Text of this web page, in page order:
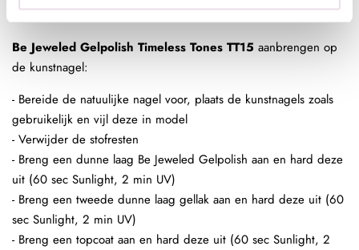
min UV) bijvoorbeeld de Base/Top of Next Topgel.
Be Jeweled Gelpolish Timeless Tones TT15 aanbrengen op
de kunstnagel:
- Bereide de natuulijke nagel voor, plaats de kunstnagels zoals
gebruikelijk en vijl deze in model
- Verwijder de stofresten
- Breng een dunne laag Be Jeweled Gelpolish aan en hard deze
uit (60 sec Sunlight, 2 min UV)
- Breng een tweede dunne laag gellak aan en hard deze uit (60
sec Sunlight, 2 min UV)
- Breng een topcoat aan en hard deze uit (60 sec Sunlight, 2